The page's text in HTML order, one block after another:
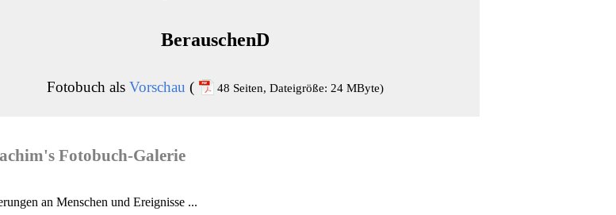
BerauschenD
Fotobuch als Vorschau ( 48 Seiten, Dateigröße: 24 MByte)
Fotobuch-Galerie
an Menschen und Ereignisse ...